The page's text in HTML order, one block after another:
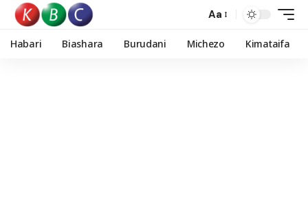
Aa
Habari Biashara Burudani Michezo Kimataifa